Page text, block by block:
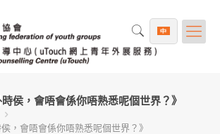
時侯，會唔會係你唔熟悉呢個世界？》
，會唔會係你唔熟悉呢個世界？》